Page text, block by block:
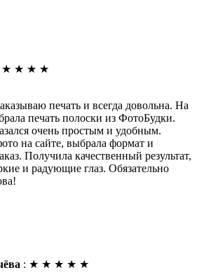
★ ★ ★ ★
печать и всегда довольна. На
печать полоски из ФотоБудки.
очень простым и удобным.
на сайте, выбрала формат и
Получила качественный результат,
и радующие глаз. Обязательно
: ★ ★ ★ ★ ★